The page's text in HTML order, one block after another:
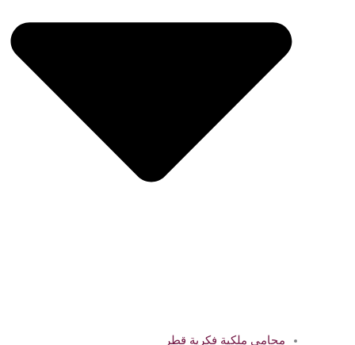
محامي ملكية فكرية قطر